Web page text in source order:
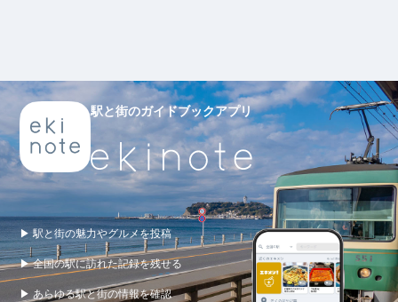
駅と街のガイドブックアプリ
▶ 駅と街の魅力やグルメを投稿
▶ 全国の駅に訪れた記録を残せる
▶ あらゆる駅と街の情報を確認